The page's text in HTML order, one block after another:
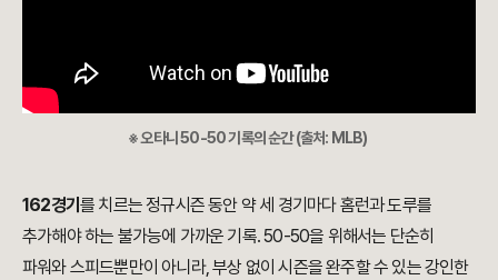
※ 오타니 50-50 기록의 순간 (출처: MLB)
162경기 를 치르는 정규시즌 동안 약 세 경기마다 홈런과 도루를
추가해야 하는 불가능에 가까운 기록. 50-50을 위해서는 단순히
파워와 스피드뿐만이 아니라, 부상 없이 시즌을 완주할 수 있는 강인한